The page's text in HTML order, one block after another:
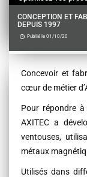
CONCEPTION ET
DEPUIS 1997
Publié le 01/10/20
Contenu
Concevoir et
cœur de métier
Pour répondre
AXITEC a
ventouses,
métaux
Utilisés dans